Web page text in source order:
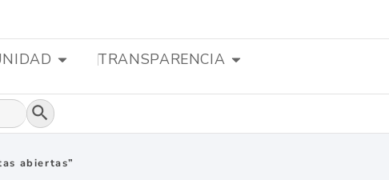
TRANSPARENCIA
Botón de búsqueda
abiertas”